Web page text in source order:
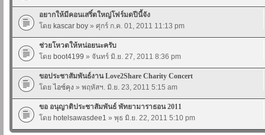
อยากให้มีคอนเสริ์ตใหญ่โฟร์มดปีนี้จัง
โดย kascar boy » ศุกร์ ก.ค. 01, 2011 11:13 pm
ช่วยโหวตให้หน่อยนะครับ
โดย boot4199 » จันทร์ มิ.ย. 27, 2011 8:36 pm
ขอประชาสัมพันธ์งาน Love2Share Charity Concert
โดย ไอซ์คุง » พฤหัสฯ. มิ.ย. 23, 2011 5:15 am
ขอ อนุญาติประชาสัมพันธ์ พัทยามาราธอน 2011
โดย hotelsawasdee1 » พุธ มิ.ย. 22, 2011 5:10 pm